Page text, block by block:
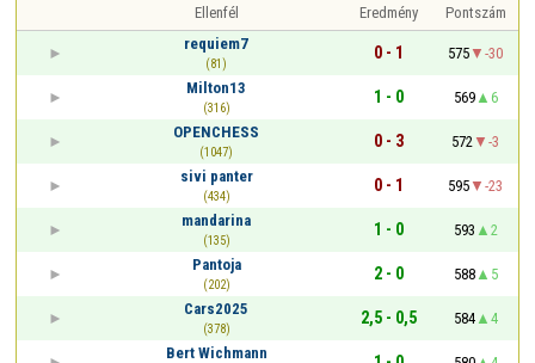
Ellenfél Eredmény
Pontszám
requiem7
(81)
0 - 1 575
-30
Milton13
(316)
1 - 0 569
6
OPENCHESS
(1047)
0 - 3 572
-3
sivi panter
(434)
0 - 1 595
-23
mandarina
(135)
1 - 0 593
2
Pantoja
(202)
2 - 0 588
5
Cars2025
(378)
2,5 - 0,5 584
4
Bert Wichmann